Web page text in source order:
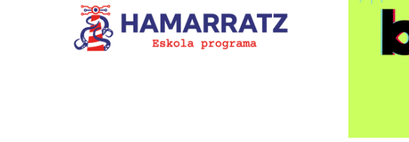
1.400.000 ikustaldi izan ditu
Bziber euskarazko
TikTokeko lehiaketaren IX.